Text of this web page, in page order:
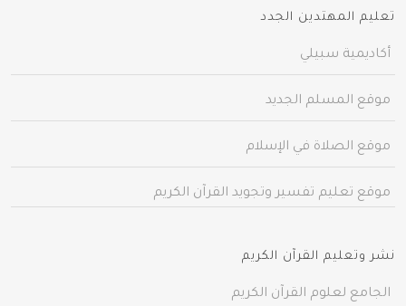
تعليم المهتدين الجدد
أكاديمية سبيلي
موقع المسلم الجديد
موقع الصلاة في الإسلام
موقع تعليم تفسير وتجويد القرآن الكريم
نشر وتعليم القرآن الكريم
الجامع لعلوم القرآن الكريم